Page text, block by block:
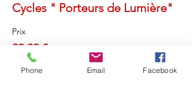
Cycles " Porteurs de Lumière"
Prix
30,00 €
Phone Email Facebook